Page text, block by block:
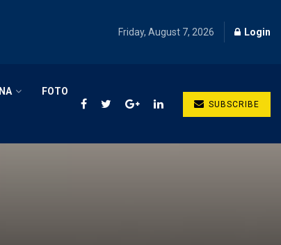
Friday, August 7, 2026 Login
FOTO
SUBSCRIBE